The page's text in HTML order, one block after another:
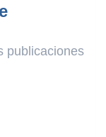
publicaciones